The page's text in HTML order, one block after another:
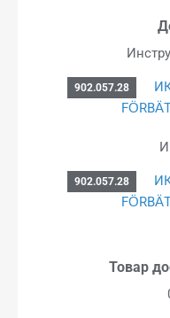
902.057.28
902.057.28
Товар